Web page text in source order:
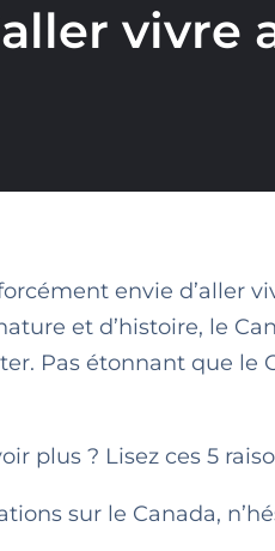
vivre
envie d’aller
et d’histoire, le
Pas étonnant que le
plus ? Lisez ces 5
sur le Canada,